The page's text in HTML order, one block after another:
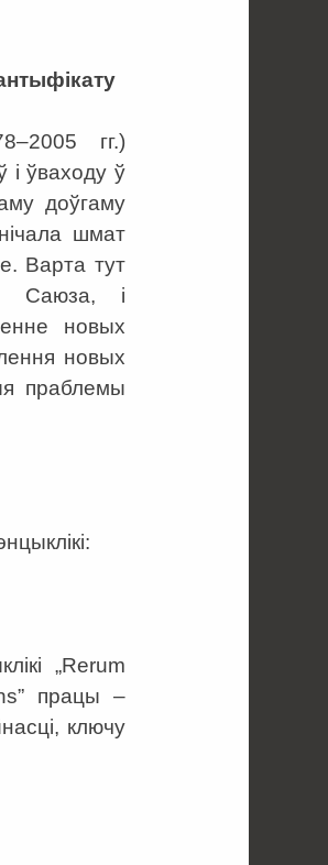
гг.)
і ўваходу ў
доўгаму
шмат
Варта тут
Саюза, і
новых
новых
праблемы
„Rerum
працы –
ключу